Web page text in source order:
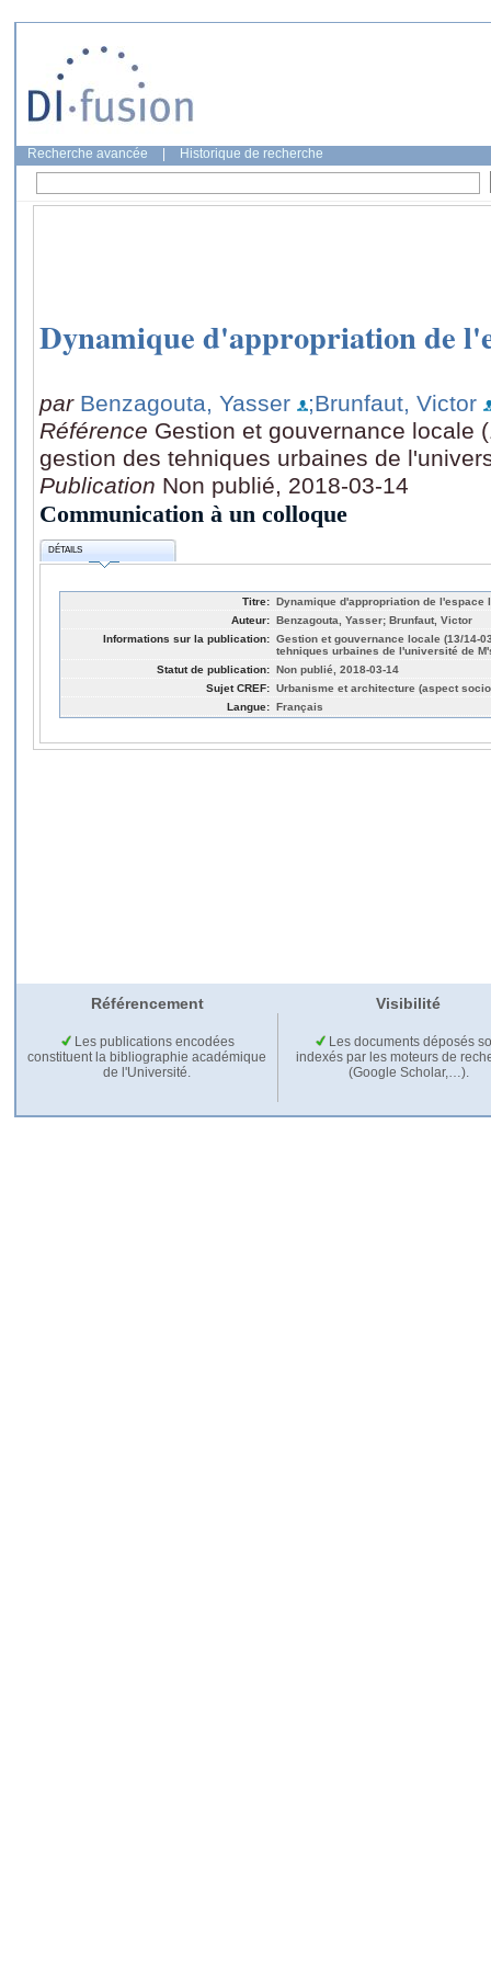
Recherche avancée Historique de recherche
Dynamique d'appropriation de
par Benzagouta, Yasser
;Brunfaut, Victor
Référence Gestion et gouvernance locale
gestion des tehniques urbaines de
Publication Non publié, 2018-03-14
Communication à un colloque
DÉTAILS
Titre: Dynamique d'appropriation de l'espace
Auteur: Benzagouta, Yasser; Brunfaut, Victor
Informations sur la publication: Gestion et gouvernance locale (13/14-
tehniques urbaines de l'université de
Statut de publication: Non publié, 2018-03-14
Sujet CREF: Urbanisme et architecture (aspect
Langue: Français
Référencement Visibilité
Les publications encodées
constituent la bibliographie académique
de l'Université.
Les documents déposés
indexés par les moteurs de
(Google Scholar,…).